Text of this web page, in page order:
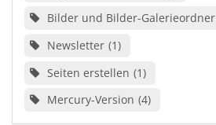
Bilder und Bilder-Galerieordner
Newsletter 1
Seiten erstellen 1
Mercury-Version 4